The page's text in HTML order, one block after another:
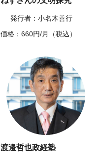
発行者：小名木善行
価格：660円/月（税込）
渡邉哲也政経塾